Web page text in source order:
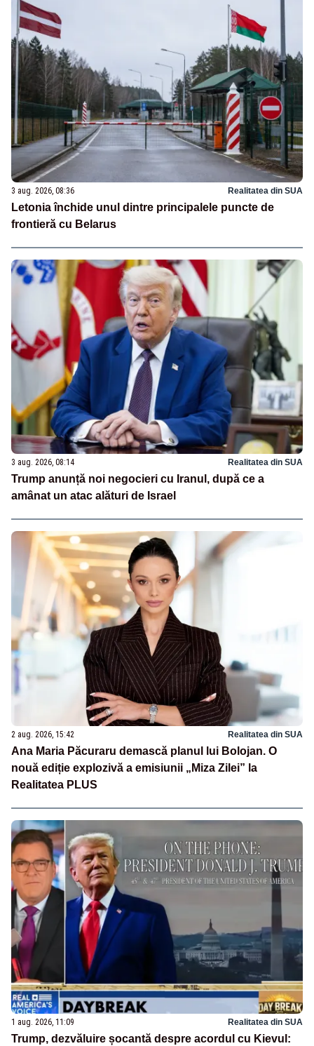
3 aug. 2026, 08:36 Realitatea din SUA
Letonia închide unul dintre principalele puncte de
frontieră cu Belarus
3 aug. 2026, 08:14 Realitatea din SUA
Trump anunță noi negocieri cu Iranul, după ce a
amânat un atac alături de Israel
2 aug. 2026, 15:42 Realitatea din SUA
Ana Maria Păcuraru demască planul lui Bolojan. O
nouă ediție explozivă a emisiunii „Miza Zilei” la
Realitatea PLUS
1 aug. 2026, 11:09 Realitatea din SUA
Trump, dezvăluire șocantă despre acordul cu Kievul: